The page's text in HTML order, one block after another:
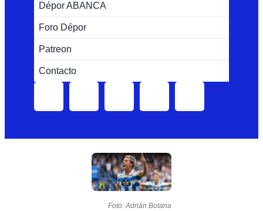
Dépor ABANCA
Foro Dépor
Patreon
Contacto
Foto: Adrián Botana